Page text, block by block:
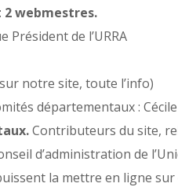
webmestres.
de l’URRA
notre site, toute l’info)
départementaux :
Contributeurs du site,
d’administration de
la mettre en ligne sur